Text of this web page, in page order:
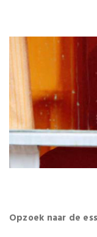
Opzoek naar de